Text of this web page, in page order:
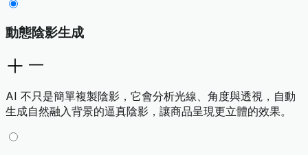
動態陰影生成
AI 不只是簡單複製陰影，它會分析光線、角度與透視，自動
生成自然融入背景的逼真陰影，讓商品呈現更立體的效果。